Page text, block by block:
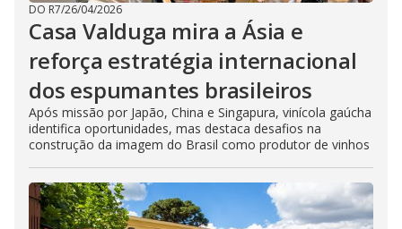
DO R7/26/04/2026
Casa Valduga mira a Ásia e
reforça estratégia internacional
dos espumantes brasileiros
Após missão por Japão, China e Singapura, vinícola gaúcha
identifica oportunidades, mas destaca desafios na
construção da imagem do Brasil como produtor de vinhos